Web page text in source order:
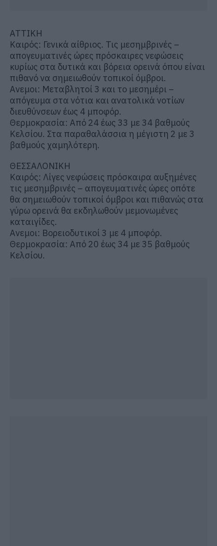
ΑΤΤΙΚΗ
Καιρός: Γενικά αίθριος. Τις μεσημβρινές –
απογευματινές ώρες πρόσκαιρες νεφώσεις
κυρίως στα δυτικά και βόρεια ορεινά όπου είναι
πιθανό να σημειωθούν τοπικοί όμβροι.
Ανεμοι: Μεταβλητοί 3 και το μεσημέρι –
απόγευμα στα νότια και ανατολικά νοτίων
διευθύνσεων έως 4 μποφόρ.
Θερμοκρασία: Από 24 έως 33 με 34 βαθμούς
Κελσίου. Στα παραθαλάσσια η μέγιστη 2 με 3
βαθμούς χαμηλότερη.
ΘΕΣΣΑΛΟΝΙΚΗ
Καιρός: Λίγες νεφώσεις πρόσκαιρα αυξημένες
τις μεσημβρινές – απογευματινές ώρες οπότε
θα σημειωθούν τοπικοί όμβροι και πιθανώς στα
γύρω ορεινά θα εκδηλωθούν μεμονωμένες
καταιγίδες.
Ανεμοι: Βορειοδυτικοί 3 με 4 μποφόρ.
Θερμοκρασία: Από 20 έως 34 με 35 βαθμούς
Κελσίου.